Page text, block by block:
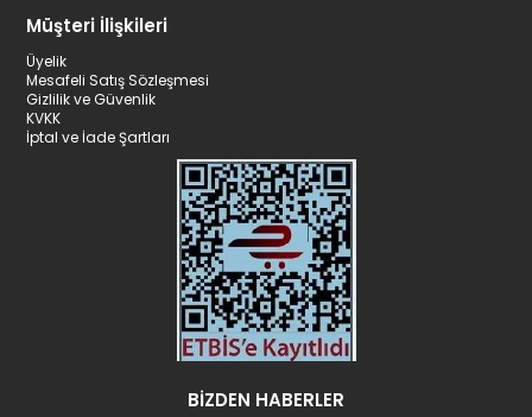
Müşteri İlişkileri
Üyelik
Mesafeli Satış Sözleşmesi
Gizlilik ve Güvenlik
KVKK
İptal ve İade Şartları
BİZDEN HABERLER